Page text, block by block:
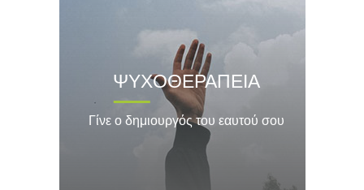
ΨΥΧΟΘΕΡΑΠΕΙΑ
Γίνε ο δημιουργός του εαυτού σου